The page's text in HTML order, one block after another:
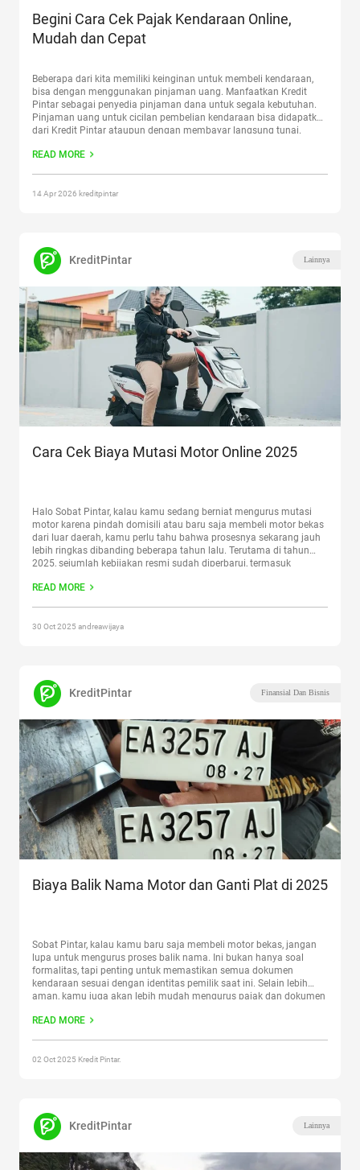
Begini Cara Cek Pajak Kendaraan Online,
Mudah dan Cepat
Beberapa dari kita memiliki keinginan untuk membeli kendaraan,
bisa dengan menggunakan pinjaman uang. Manfaatkan Kredit
Pintar sebagai penyedia pinjaman dana untuk segala kebutuhan.
Pinjaman uang untuk cicilan pembelian kendaraan bisa didapatkan
dari Kredit Pintar ataupun dengan membayar langsung tunai.
membayar pajak kendaraan sesuai dengan ketentuan yang
READ MORE
14 Apr 2026 kreditpintar
KreditPintar Lainnya
Cara Cek Biaya Mutasi Motor Online 2025
Halo Sobat Pintar, kalau kamu sedang berniat mengurus mutasi
motor karena pindah domisili atau baru saja membeli motor bekas
dari luar daerah, kamu perlu tahu bahwa prosesnya sekarang jauh
lebih ringkas dibanding beberapa tahun lalu. Terutama di tahun
2025, sejumlah kebijakan resmi sudah diperbarui, termasuk
bebanContinue reading
READ MORE
30 Oct 2025 andreawijaya
KreditPintar Finansial Dan Bisnis
Biaya Balik Nama Motor dan Ganti Plat di 2025
Sobat Pintar, kalau kamu baru saja membeli motor bekas, jangan
lupa untuk mengurus proses balik nama. Ini bukan hanya soal
formalitas, tapi penting untuk memastikan semua dokumen
kendaraan sesuai dengan identitas pemilik saat ini. Selain lebih
aman, kamu juga akan lebih mudah mengurus pajak dan dokumen
yangContinue reading
READ MORE
02 Oct 2025 Kredit Pintar.
KreditPintar Lainnya